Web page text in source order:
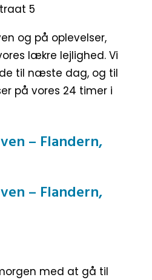
5
og på oplevelser,
lækre lejlighed. Vi
til næste dag, og til
på vores 24 timer i
med at gå til